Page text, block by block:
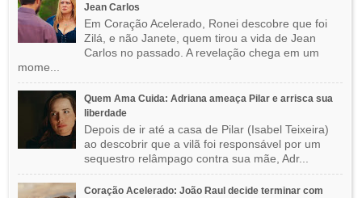
Jean Carlos
Em Coração Acelerado, Ronei descobre que foi
Zilá, e não Janete, quem tirou a vida de Jean
Carlos no passado. A revelação chega em um
mome...
Quem Ama Cuida: Adriana ameaça Pilar e arrisca sua
liberdade
Depois de ir até a casa de Pilar (Isabel Teixeira)
ao descobrir que a vilã foi responsável por um
sequestro relâmpago contra sua mãe, Adr...
Coração Acelerado: João Raul decide terminar com